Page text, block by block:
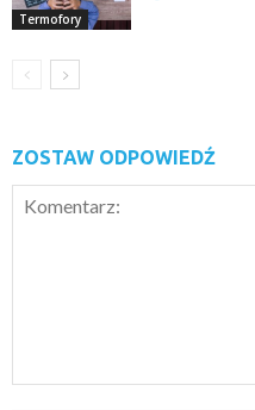
Termofory
ZOSTAW ODPOWIEDŹ